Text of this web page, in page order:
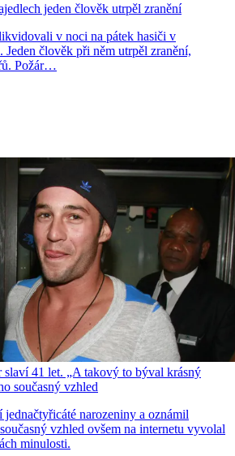
jeden člověk utrpěl zranění
v noci na pátek hasiči v
člověk při něm utrpěl zranění,
Požár…
slaví 41 let. „A takový to býval krásný
současný vzhled
jednačtyřicáté narozeniny a oznámil
vzhled ovšem na internetu vyvolal
minulosti.